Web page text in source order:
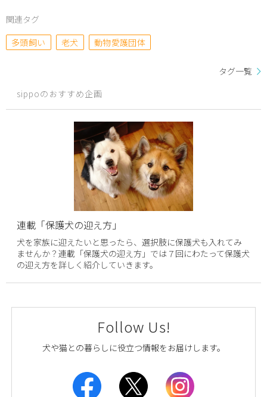
関連タグ
多頭飼い
老犬 動物愛護団体
タグ一覧
sippoのおすすめ企画
連載「保護犬の迎え方」
犬を家族に迎えたいと思ったら、選択肢に保護犬も入れてみ
ませんか？連載「保護犬の迎え方」では７回にわたって保護犬
の迎え方を詳しく紹介していきます。
Follow Us!
犬や猫との暮らしに役立つ情報をお届けします。